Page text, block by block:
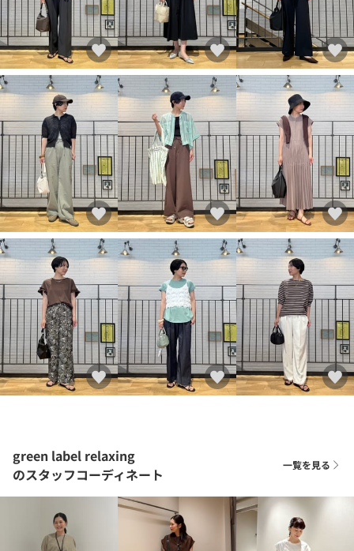
green label relaxing
のスタッフコーディネート
一覧を見る